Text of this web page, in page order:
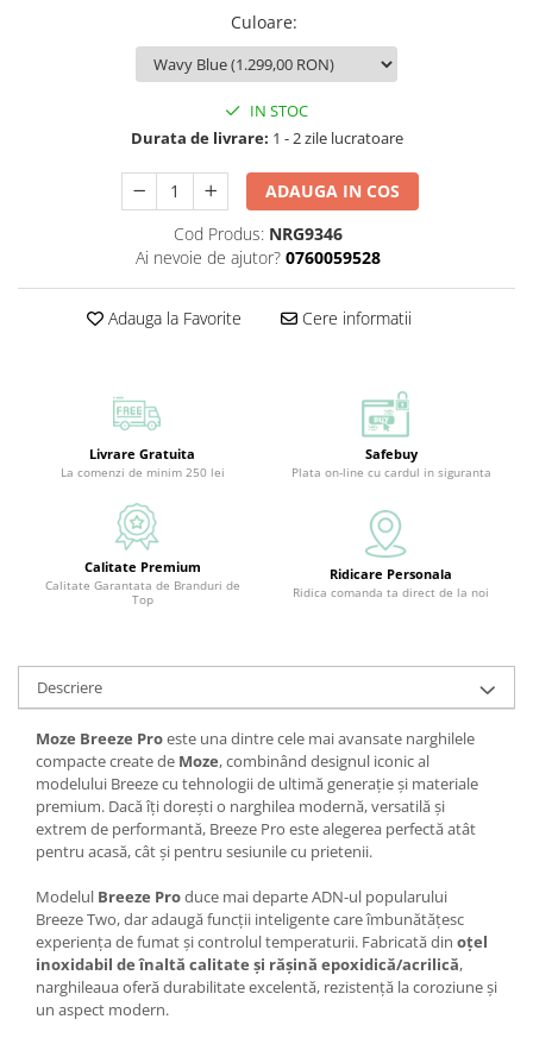
Culoare:
IN STOC
Durata de livrare: 1 - 2 zile lucratoare
ADAUGA IN COS
Cod Produs: NRG9346
Ai nevoie de ajutor? 0760059528
Adauga la Favorite Cere informatii
Livrare Gratuita
La comenzi de minim 250 lei
Safebuy
Plata on-line cu cardul in siguranta
Calitate Premium
Calitate Garantata de Branduri de
Top
Ridicare Personala
Ridica comanda ta direct de la noi
Descriere
Moze Breeze Proeste una dintre cele mai avansate narghilele
compacte create de Moze, combinând designul iconic al
modelului Breeze cu tehnologii de ultimă generație și materiale
premium. Dacă îți dorești o narghilea modernă, versatilă și
extrem de performantă, Breeze Pro este alegerea perfectă atât
pentru acasă, cât și pentru sesiunile cu prietenii.
Modelul Breeze Produce mai departe ADN-ul popularului
Breeze Two, dar adaugă funcții inteligente care îmbunătățesc
experiența de fumat și controlul temperaturii. Fabricată din oțel
inoxidabil de înaltă calitate și rășină epoxidică/acrilică,
narghileaua oferă durabilitate excelentă, rezistență la coroziune și
un aspect modern.